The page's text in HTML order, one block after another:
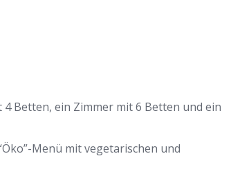
Betten, ein Zimmer mit 6 Betten und ein
Menü mit vegetarischen und